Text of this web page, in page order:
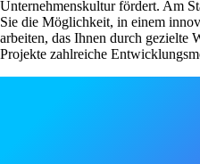
Unternehmenskultur fördert. Am
Sie die Möglichkeit, in einem
arbeiten, das Ihnen durch gezielte
Projekte zahlreiche